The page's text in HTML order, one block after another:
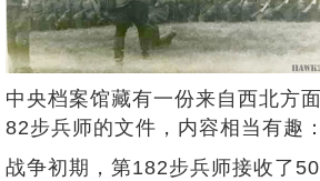
中央档案馆藏有一份来自西北方
82步兵师的文件，内容相当有趣：
战争初期，第182步兵师接收了